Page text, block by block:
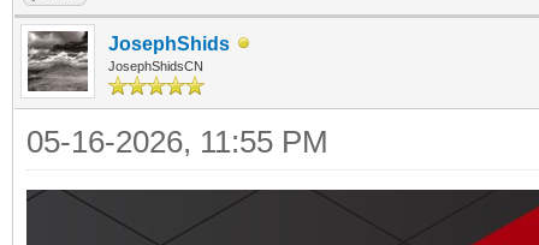
JosephShids
JosephShidsCN
05-16-2026, 11:55 PM